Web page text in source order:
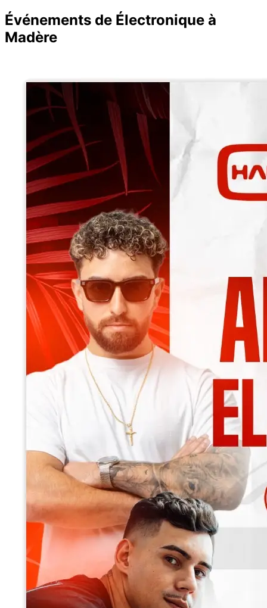
Événements de Électronique à
Madère